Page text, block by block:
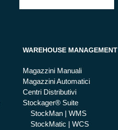
WAREHOUSE MANAGEMENT
Magazzini Manuali
Magazzini Automatici
Centri Distributivi
Stockager® Suite
StockMan | WMS
StockMatic | WCS